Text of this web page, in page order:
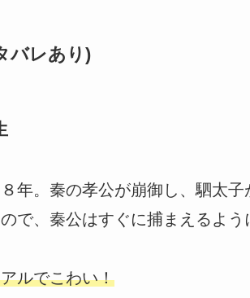
バレあり)
年。秦の孝公が崩御し、駟太
で、秦公はすぐに捕まえるよ
ルでこわい！